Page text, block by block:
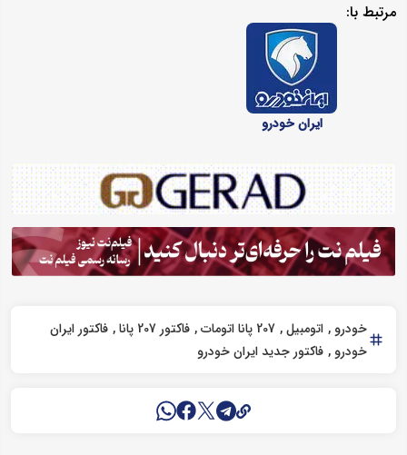
مرتبط با:
ایران خودرو
خودرو اتومبیل 207 پانا اتومات فاکتور 207 پانا
فاکتور ایران
خودرو فاکتور جدید ایران خودرو